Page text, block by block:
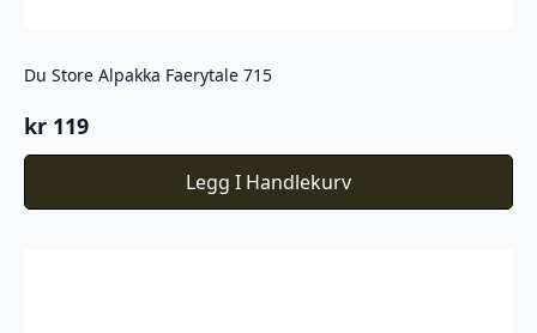
Du Store Alpakka Faerytale 715
kr 119
Legg I Handlekurv